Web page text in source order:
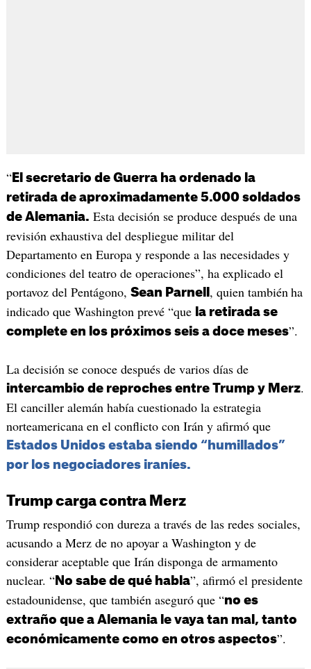
“El secretario de Guerra ha ordenado la
retirada de aproximadamente 5.000 soldados
de Alemania. Esta decisión se produce después de una
revisión exhaustiva del despliegue militar del
Departamento en Europa y responde a las necesidades y
condiciones del teatro de operaciones”, ha explicado el
portavoz del Pentágono, Sean Parnell , quien tambiénha
indicado que Washington prevé “que la retirada se
complete en los próximos seis a doce meses”.
La decisión se conoce después de varios días de
intercambio de reproches entre Trump y Merz.
El canciller alemán había cuestionado la estrategia
norteamericana en el conflicto con Irán y afirmó que
Estados Unidos estaba siendo “humillados”
por los negociadores iraníes.
Trump carga contra Merz
Trump respondió con dureza a través de las redes sociales,
acusando a Merz de no apoyar a Washington y de
considerar aceptable que Irán disponga de armamento
nuclear. “No sabe de qué habla”, afirmó el presidente
estadounidense, que también aseguró que “no es
extraño que a Alemania le vaya tan mal, tanto
económicamente como en otros aspectos”.